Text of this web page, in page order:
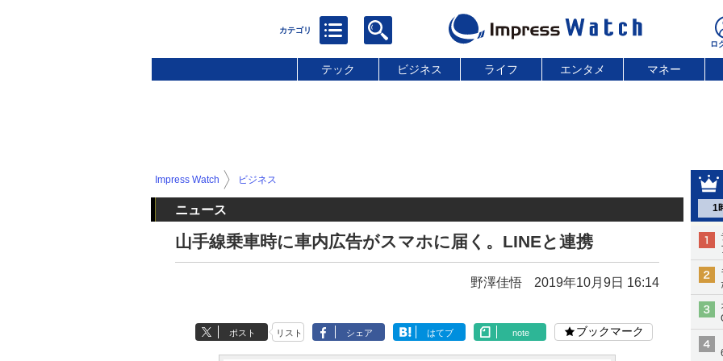
テック ビジネス ライフ エンタメ マネー
1
Impress Watch ビジネス
ニュース
山手線乗車時に車内広告がスマホに届く。LINEと連携
野澤佳悟 2019年10月9日 16:14
ポスト リスト シェア はてブ note ブックマーク